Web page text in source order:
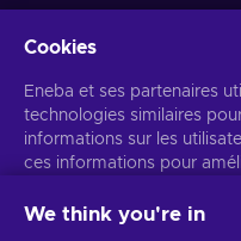
Vous pouvez vous
Cookies
Eneba et ses partenaires
technologies similaires
informations sur les
ces informations pour
également être utilisées
We think you're in